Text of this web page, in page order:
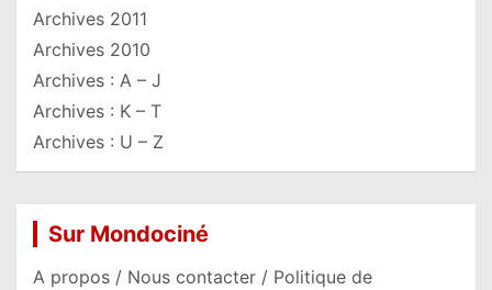
Archives 2011
Archives 2010
Archives : A – J
Archives : K – T
Archives : U – Z
Sur Mondociné
A propos / Nous contacter / Politique de